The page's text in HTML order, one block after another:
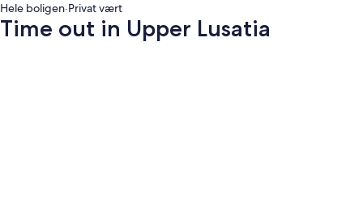
Hele boligen·Privat vært
Time out in Upper Lusatia